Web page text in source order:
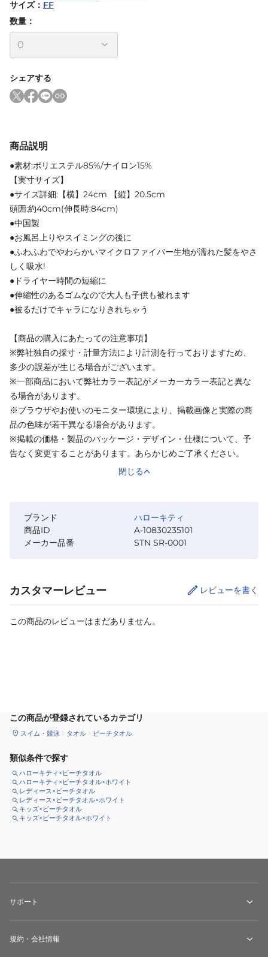
サイズ： FF
数量：
シェアする
商品説明
●素材:ポリエステル85%/ナイロン15%
【実寸サイズ】
●サイズ詳細:【横】24cm 【縦】20.5cm
頭囲:約40cm(伸長時:84cm)
●中国製
●お風呂上りやスイミングの後に
●ふわふわでやわらかいマイクロファイバー生地が濡れた髪をやさ
しく吸水!
●ドライヤー時間の短縮に
●伸縮性のあるゴムなので大人も子供も被れます
●被るだけでキャラになりきれちゃう
【商品の購入にあたっての注意事項】
※弊社独自の採寸・計量方法により計測を行っておりますため、
多少の誤差が生じる場合がございます。
※一部商品において弊社カラー表記がメーカーカラー表記と異な
る場合があります。
※ブラウザやお使いのモニター環境により、掲載画像と実際の商
品の色味が若干異なる場合があります。
※掲載の価格・製品のパッケージ・デザイン・仕様について、予
告なく変更することがあります。あらかじめご了承ください。
閉じる
ブランド
ハローキティ
商品ID
A-10830235101
メーカー品番
STN SR-0001
カスタマーレビュー レビューを書く
この商品のレビューはまだありません。
この商品が登録されているカテゴリ
スイム・競泳 タオル ビーチタオル
類似条件で探す
ハローキティ×ビーチタオル
ハローキティ×ビーチタオル×ホワイト
レディース×ビーチタオル
レディース×ビーチタオル×ホワイト
キッズ×ビーチタオル
キッズ×ビーチタオル×ホワイト
サポート
規約・会社情報